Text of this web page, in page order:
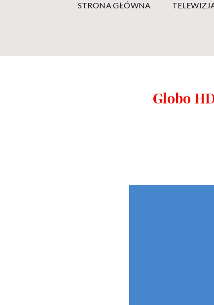
STRONA GŁÓWNA
Globo